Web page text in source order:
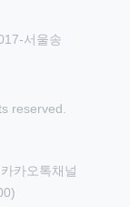
서울송
reserved.
카오톡채널